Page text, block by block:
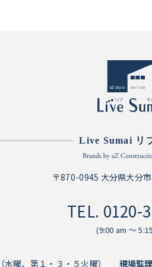
Live Sumai リ
〒870-0945 大分県大分
TEL. 0120-
(9:00 am ～
水曜、第１・３・５火曜） 現場監